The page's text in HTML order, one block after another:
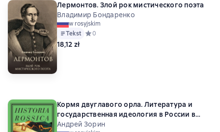
Лермонтов. Злой рок мистического поэта
Владимир Бондаренко
w rosyjskim
Tekst Средний рейтинг 0 на основе 0 оценок
0
18,12 zł
Кормя двуглавого орла. Литература и
государственная идеология в России в
последней трети XVIII – первой трети XIX
Андрей Зорин